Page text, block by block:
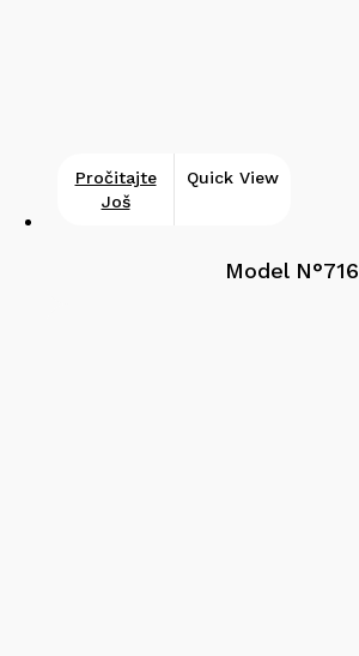
Pročitajte
Još
Quick View
Model N°716